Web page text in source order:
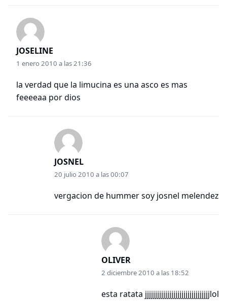
JOSELINE
1 enero 2010 a las 21:36
la verdad que la limucina es una asco es mas
feeeeaa por dios
JOSNEL
20 julio 2010 a las 00:07
vergacion de hummer soy josnel melendez
OLIVER
2 diciembre 2010 a las 18:52
esta ratata jjjjjjjjjjjjjjjjjjjjjjjjjjjjjjjjlol